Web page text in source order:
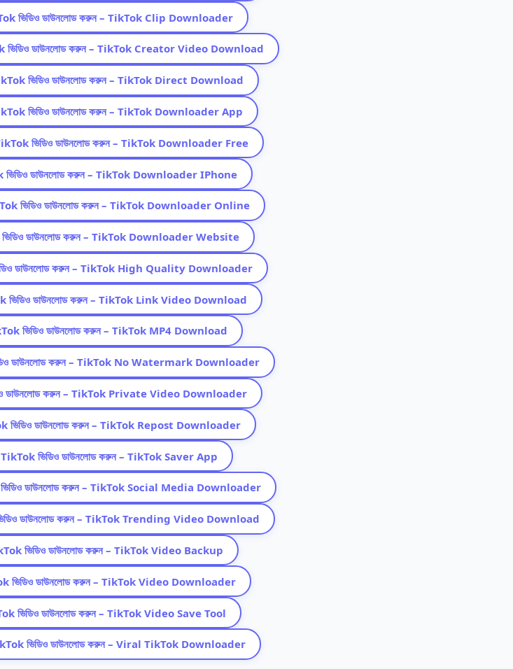
ভিডিও ডাউনলোড করুন – TikTok Clip Downloader
ভিডিও ডাউনলোড করুন – TikTok Creator Video Download
ভিডিও ডাউনলোড করুন – TikTok Direct Download
ভিডিও ডাউনলোড করুন – TikTok Downloader App
ভিডিও ডাউনলোড করুন – TikTok Downloader Free
ভিডিও ডাউনলোড করুন – TikTok Downloader IPhone
ভিডিও ডাউনলোড করুন – TikTok Downloader Online
ডাউনলোড করুন – TikTok Downloader Website
ডাউনলোড করুন – TikTok High Quality Downloader
ভিডিও ডাউনলোড করুন – TikTok Link Video Download
ভিডিও ডাউনলোড করুন – TikTok MP4 Download
ডাউনলোড করুন – TikTok No Watermark Downloader
ডাউনলোড করুন – TikTok Private Video Downloader
ভিডিও ডাউনলোড করুন – TikTok Repost Downloader
TikTok ভিডিও ডাউনলোড করুন – TikTok Saver App
ডাউনলোড করুন – TikTok Social Media Downloader
ডাউনলোড করুন – TikTok Trending Video Download
ভিডিও ডাউনলোড করুন – TikTok Video Backup
ভিডিও ডাউনলোড করুন – TikTok Video Downloader
ভিডিও ডাউনলোড করুন – TikTok Video Save Tool
ভিডিও ডাউনলোড করুন – Viral TikTok Downloader